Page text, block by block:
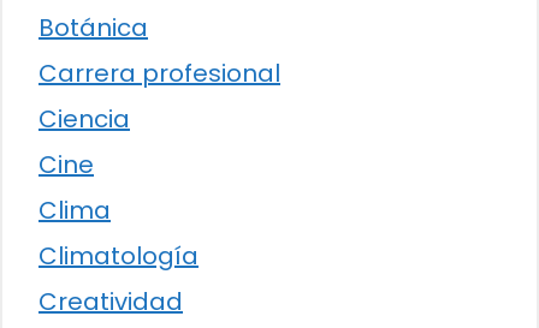
Botánica
Carrera profesional
Ciencia
Cine
Clima
Climatología
Creatividad